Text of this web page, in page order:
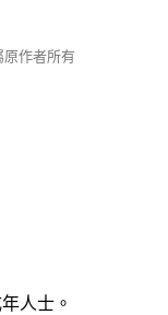
原作者所有
人士。